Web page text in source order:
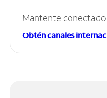
Mantente
Obtén canales